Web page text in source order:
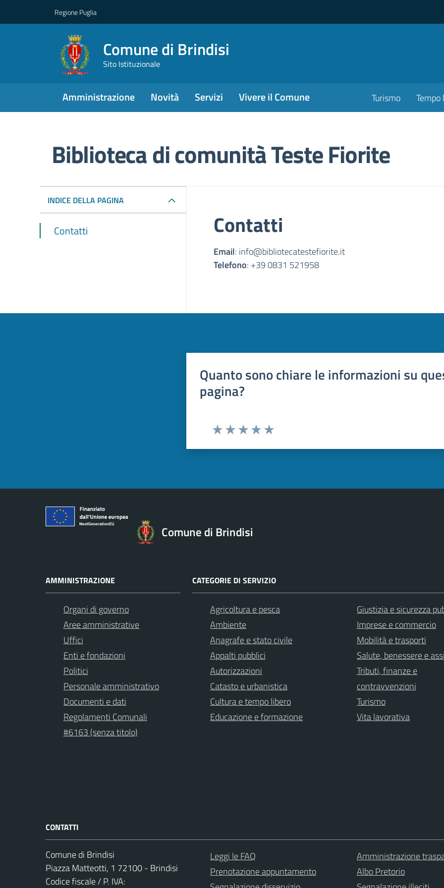
Regione Puglia
Comune di Brindisi
Sito Istituzionale
Amministrazione Novità Servizi Vivere il Comune Turismo Tempo
Biblioteca di comunità Teste Fiorite
Dettagli del punto di contatto
INDICE DELLA PAGINA
Contatti Contatti
Email: info@bibliotecatestefiorite.it
Telefono: +39 0831 521958
Quanto sono chiare le informazioni su
pagina?
Comune di Brindisi
AMMINISTRAZIONE
Organi di governo
Aree amministrative
Uffici
Enti e fondazioni
Politici
Personale amministrativo
Documenti e dati
Regolamenti Comunali
#6163 (senza titolo)
CATEGORIE DI SERVIZIO
Agricoltura e pesca
Ambiente
Anagrafe e stato civile
Appalti pubblici
Autorizzazioni
Catasto e urbanistica
Cultura e tempo libero
Educazione e formazione
Giustizia e sicurezza
Imprese e commercio
Mobilità e trasporti
Salute, benessere e
Tributi, finanze e
contravvenzioni
Turismo
Vita lavorativa
CONTATTI
Comune di Brindisi
Piazza Matteotti, 1 72100 - Brindisi
Codice fiscale / P. IVA:
Leggi le FAQ
Prenotazione appuntamento
Amministrazione
Albo Pretorio